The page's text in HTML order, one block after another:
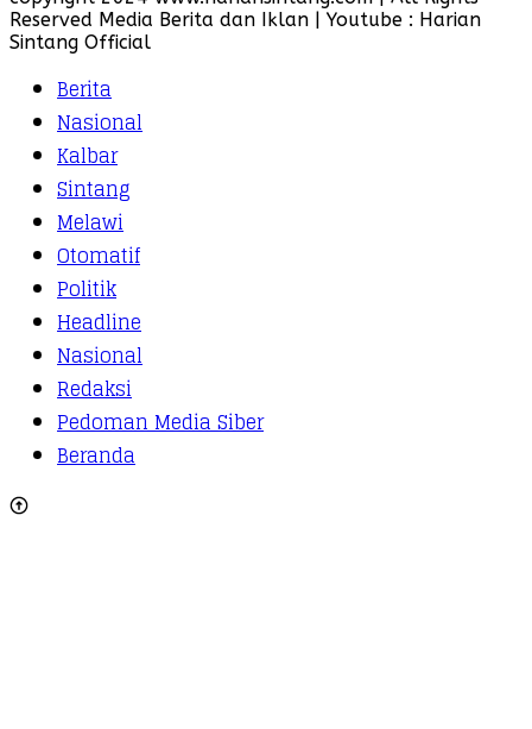
Reserved Media Berita dan Iklan | Youtube : Harian
Sintang Official
Berita
Nasional
Kalbar
Sintang
Melawi
Otomatif
Politik
Headline
Nasional
Redaksi
Pedoman Media Siber
Beranda